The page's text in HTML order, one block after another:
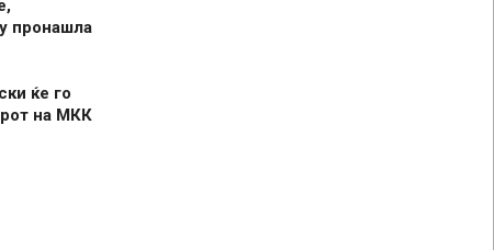
пронашла
ќе го
на МКК